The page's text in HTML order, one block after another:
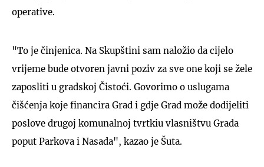
operative.
"To je činjenica. Na Skupštini sam naložio da cijelo
vrijeme bude otvoren javni poziv za sve one koji se žele
zaposliti u gradskoj Čistoći. Govorimo o uslugama
čišćenja koje financira Grad i gdje Grad može dodijeliti
poslove drugoj komunalnoj tvrtkiu vlasništvu Grada
poput Parkova i Nasada", kazao je Šuta.